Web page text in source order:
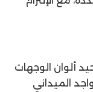
ألوان الوجهات
الميداني